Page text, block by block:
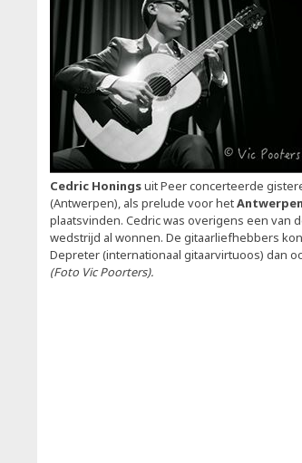
Cedric Honingsuit Peer concerteerde
(Antwerpen), als prelude voor het
plaatsvinden. Cedric was overigens een van
wedstrijd al wonnen. De gitaarliefhebbers
Depreter (internationaal gitaarvirtuoos) dan
(Foto Vic Poorters).